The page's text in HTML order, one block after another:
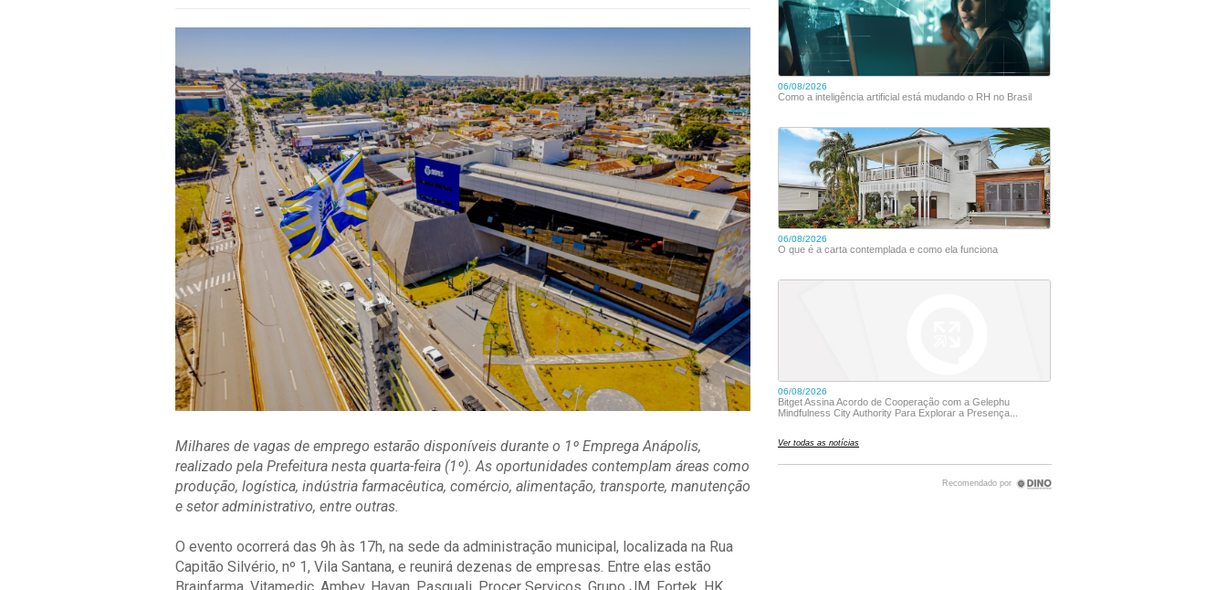
Milhares de vagas de emprego estarão disponíveis durante o 1º Emprega Anápolis,
realizado pela Prefeitura nesta quarta-feira (1º). As oportunidades contemplam áreas como
produção, logística, indústria farmacêutica, comércio, alimentação, transporte, manutenção
e setor administrativo, entre outras.
O evento ocorrerá das 9h às 17h, na sede da administração municipal, localizada na Rua
Capitão Silvério, nº 1, Vila Santana, e reunirá dezenas de empresas. Entre elas estão